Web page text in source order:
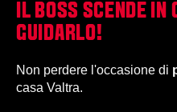
IL BOSS SCENDE
GUIDARLO!
Non perdere l'occasione di
casa Valtra.